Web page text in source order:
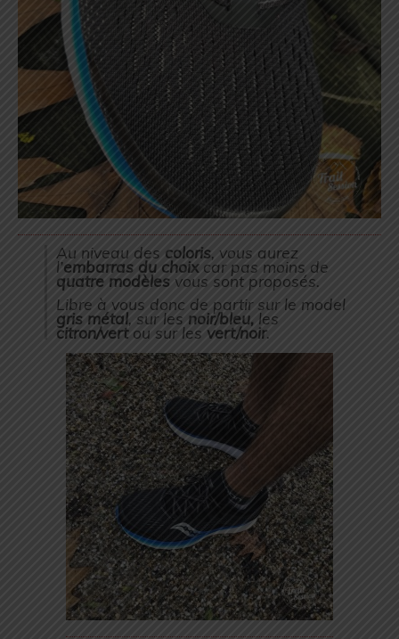
Au niveau des coloris, vous aurez
l’embarras du choixcar pas moins de
quatre modèles vous sont proposés.
Libre à vous donc de partir sur le model
gris métal, sur les noir/bleu, les
citron/vertou sur les vert/noir.